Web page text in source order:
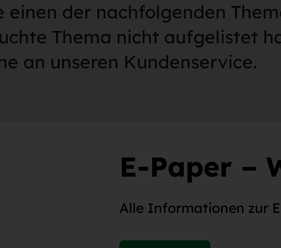
der nachfolgenden
Thema nicht aufgelistet
an unseren Kundenservice.
E-Paper –
Alle Informationen zur